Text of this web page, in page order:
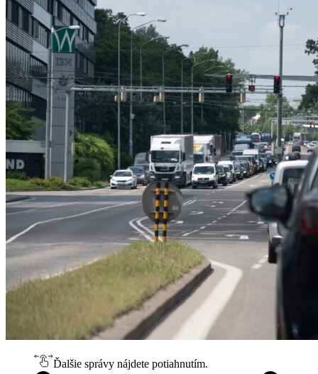
Ďalšie správy nájdete potiahnutím.